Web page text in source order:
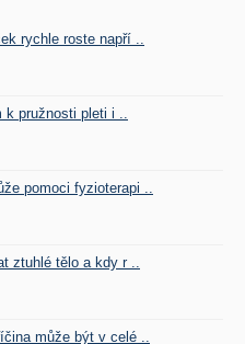
rychle roste napří ..
pružnosti pleti i ..
pomoci fyzioterapi ..
ztuhlé tělo a kdy r ..
může být v celé ..